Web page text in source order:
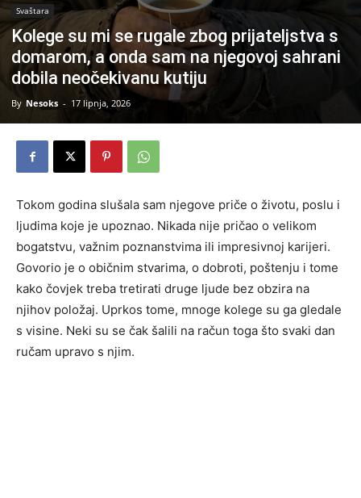
Svaštara
Kolege su mi se rugale zbog prijateljstva s
domarom, a onda sam na njegovoj sahrani
dobila neočekivanu kutiju
By Nesoks - 17 lipnja, 2026
Tokom godina slušala sam njegove priče o životu, poslu i
ljudima koje je upoznao. Nikada nije pričao o velikom
bogatstvu, važnim poznanstvima ili impresivnoj karijeri.
Govorio je o običnim stvarima, o dobroti, poštenju i tome
kako čovjek treba tretirati druge ljude bez obzira na
njihov položaj. Uprkos tome, mnoge kolege su ga gledale
s visine. Neki su se čak šalili na račun toga što svaki dan
ručam upravo s njim.